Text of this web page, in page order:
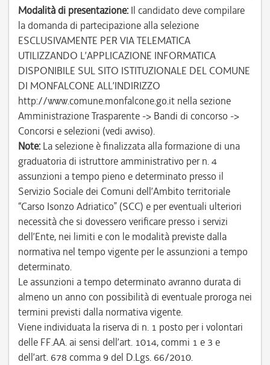
Modalità di presentazione: Il candidato deve compilare
la domanda di partecipazione alla selezione
ESCLUSIVAMENTE PER VIA TELEMATICA
UTILIZZANDO L’APPLICAZIONE INFORMATICA
DISPONIBILE SUL SITO ISTITUZIONALE DEL COMUNE
DI MONFALCONE ALL’INDIRIZZO
http://www.comune.monfalcone.go.it nella sezione
Amministrazione Trasparente -> Bandi di concorso ->
Concorsi e selezioni (vedi avviso).
Note: La selezione è finalizzata alla formazione di una
graduatoria di istruttore amministrativo per n. 4
assunzioni a tempo pieno e determinato presso il
Servizio Sociale dei Comuni dell’Ambito territoriale
“Carso Isonzo Adriatico” (SCC) e per eventuali ulteriori
necessità che si dovessero verificare presso i servizi
dell’Ente, nei limiti e con le modalità previste dalla
normativa nel tempo vigente per le assunzioni a tempo
determinato.
Le assunzioni a tempo determinato avranno durata di
almeno un anno con possibilità di eventuale proroga nei
termini previsti dalla normativa vigente.
Viene individuata la riserva di n. 1 posto per i volontari
delle FF.AA. ai sensi dell’art. 1014, commi 1 e 3 e
dell’art. 678 comma 9 del D.Lgs. 66/2010.